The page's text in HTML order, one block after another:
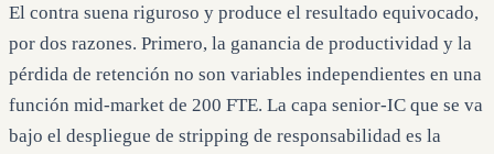
El contra suena riguroso y produce el resultado equivocado,
por dos razones. Primero, la ganancia de productividad y la
pérdida de retención no son variables independientes en una
función mid-market de 200 FTE. La capa senior-IC que se va
bajo el despliegue de stripping de responsabilidad es la